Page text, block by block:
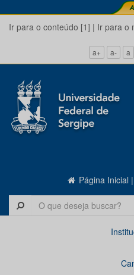
Ir para o conteúdo [1] | Ir para o
a+ a- a
Página Inicial |